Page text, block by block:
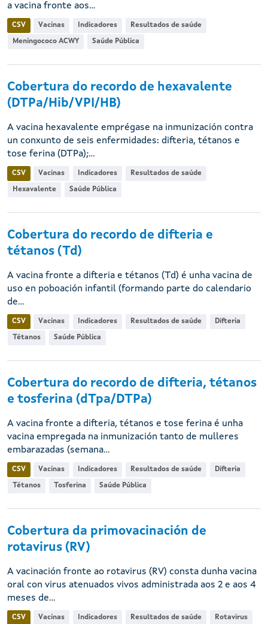
a vacina fronte aos...
CSV Vacinas Indicadores Resultados de saúde
Meningococo ACWY Saúde Pública
Cobertura do recordo de hexavalente
(DTPa/Hib/VPI/HB)
A vacina hexavalente emprégase na inmunización contra
un conxunto de seis enfermidades: difteria, tétanos e
tose ferina (DTPa);...
CSV Vacinas Indicadores Resultados de saúde
Hexavalente Saúde Pública
Cobertura do recordo de difteria e
tétanos (Td)
A vacina fronte a difteria e tétanos (Td) é unha vacina de
uso en poboación infantil (formando parte do calendario
de...
CSV Vacinas Indicadores Resultados de saúde Difteria
Tétanos Saúde Pública
Cobertura do recordo de difteria, tétanos
e tosferina (dTpa/DTPa)
A vacina fronte a difteria, tétanos e tose ferina é unha
vacina empregada na inmunización tanto de mulleres
embarazadas (semana...
CSV Vacinas Indicadores Resultados de saúde Difteria
Tétanos Tosferina Saúde Pública
Cobertura da primovacinación de
rotavirus (RV)
A vacinación fronte ao rotavirus (RV) consta dunha vacina
oral con virus atenuados vivos administrada aos 2 e aos 4
meses de...
CSV Vacinas Indicadores Resultados de saúde Rotavirus